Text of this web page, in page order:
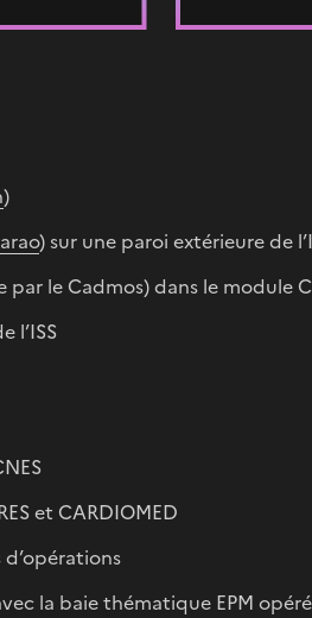
)
) sur une paroi extérieure de
par le Cadmos) dans le module
l’ISS
et CARDIOMED
la baie thématique EPM